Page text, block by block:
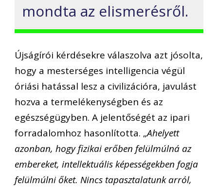
mondta az elismerésről.
Újságírói kérdésekre válaszolva azt jósolta,
hogy a mesterséges intelligencia végül
óriási hatással lesz a civilizációra, javulást
hozva a termelékenységben és az
egészségügyben. A jelentőségét az ipari
forradalomhoz hasonlította. „Ahelyett
azonban, hogy fizikai erőben felülmúlná az
embereket, intellektuális képességekben fogja
felülmúlni őket. Nincs tapasztalatunk arról,